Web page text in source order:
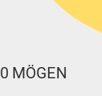
0 MÖGEN